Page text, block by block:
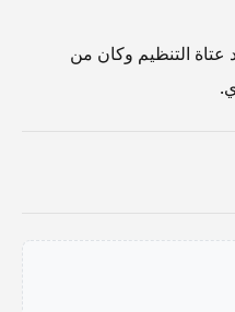
التنظيم وكان من